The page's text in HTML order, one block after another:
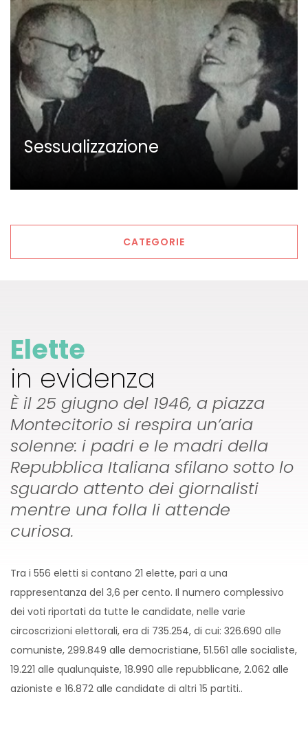
Sessualizzazione
CATEGORIE
Elette
in evidenza
È il 25 giugno del 1946, a piazza
Montecitorio si respira un’aria
solenne: i padri e le madri della
Repubblica Italiana sfilano sotto lo
sguardo attento dei giornalisti
mentre una folla li attende
curiosa.
Tra i 556 eletti si contano 21 elette, pari a una
rappresentanza del 3,6 per cento. Il numero complessivo
dei voti riportati da tutte le candidate, nelle varie
circoscrizioni elettorali, era di 735.254, di cui: 326.690 alle
comuniste, 299.849 alle democristiane, 51.561 alle socialiste,
19.221 alle qualunquiste, 18.990 alle repubblicane, 2.062 alle
azioniste e 16.872 alle candidate di altri 15 partiti..